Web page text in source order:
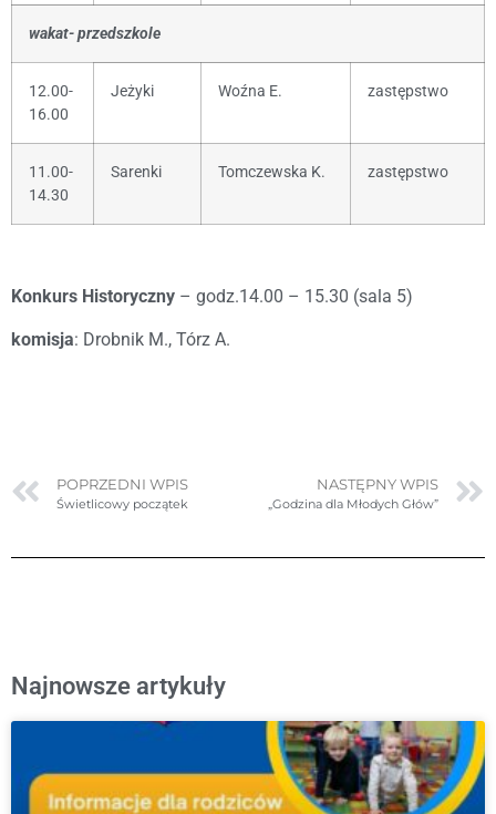
wakat- przedszkole
12.00-
16.00
Jeżyki Woźna E. zastępstwo
11.00-
14.30
Sarenki Tomczewska K. zastępstwo
Konkurs Historyczny – godz.14.00 – 15.30 (sala 5)
komisja: Drobnik M., Tórz A.
POPRZEDNI WPIS
Świetlicowy początek
NASTĘPNY WPIS
„Godzina dla Młodych Głów”
Najnowsze artykuły